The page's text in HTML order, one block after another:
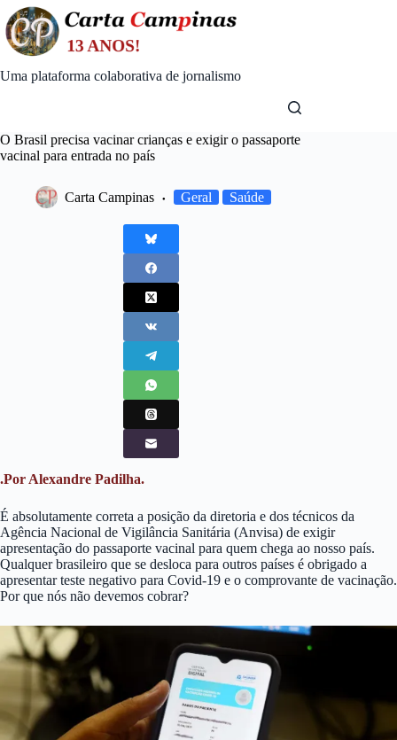
Skip
to
content
Uma plataforma colaborativa de jornalismo
O Brasil precisa vacinar crianças e exigir o passaporte
vacinal para entrada no país
Carta Campinas Geral Saúde
.Por Alexandre Padilha.
É absolutamente correta a posição da diretoria e dos técnicos da
Agência Nacional de Vigilância Sanitária (Anvisa) de exigir
apresentação do passaporte vacinal para quem chega ao nosso país.
Qualquer brasileiro que se desloca para outros países é obrigado a
apresentar teste negativo para Covid-19 e o comprovante de vacinação.
Por que nós não devemos cobrar?